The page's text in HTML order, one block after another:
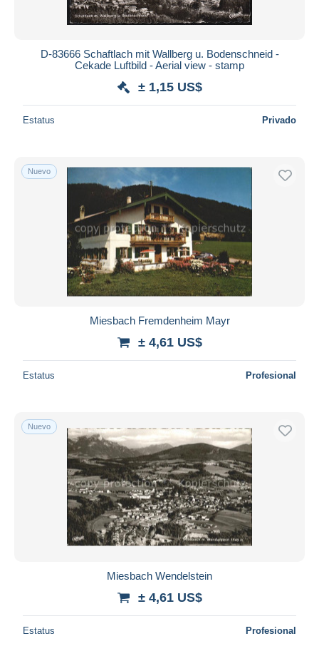
D-83666 Schaftlach mit Wallberg u. Bodenschneid -
Cekade Luftbild - Aerial view - stamp
± 1,15 US$
Estatus Privado
Nuevo
Miesbach Fremdenheim Mayr
± 4,61 US$
Estatus Profesional
Nuevo
Miesbach Wendelstein
± 4,61 US$
Estatus Profesional